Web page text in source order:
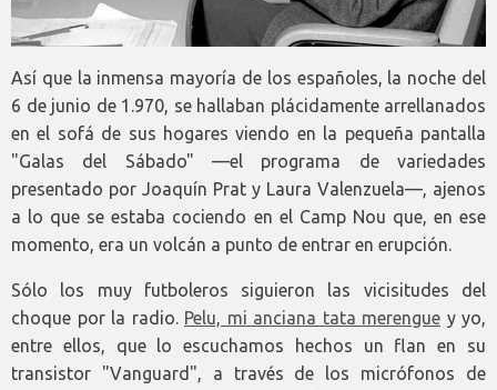
Así que la inmensa mayoría de los españoles, la noche del
6 de junio de 1.970, se hallaban plácidamente arrellanados
en el sofá de sus hogares viendo en la pequeña pantalla
"Galas del Sábado" —el programa de variedades
presentado por Joaquín Prat y Laura Valenzuela—, ajenos
a lo que se estaba cociendo en el Camp Nou que, en ese
momento, era un volcán a punto de entrar en erupción.
Sólo los muy futboleros siguieron las vicisitudes del
choque por la radio. Pelu, mi anciana tata merengue y yo,
entre ellos, que lo escuchamos hechos un flan en su
transistor "Vanguard", a través de los micrófonos de